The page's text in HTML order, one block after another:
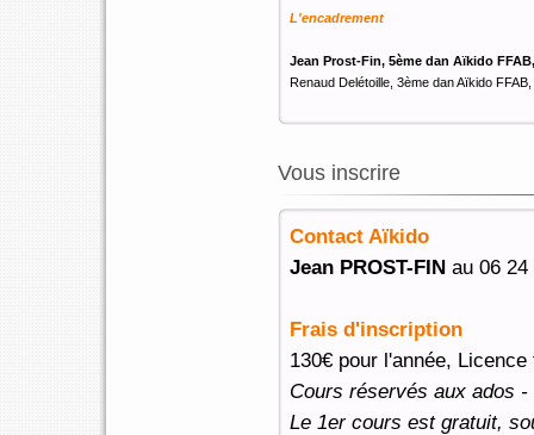
L'encadrement
Jean Prost-Fin, 5ème dan Aïkido
Renaud Delétoille, 3ème dan Aïkido
Vous inscrire
Contact Aïkido
Jean PROST-FIN au 06 24
Frais d'inscription
130€ pour l'année,
Cours réservés aux ados
Le 1er cours est gratuit,
Stages 2025-2026